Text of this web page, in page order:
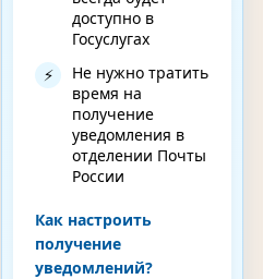
доступно в
Госуслугах
⚡
Не нужно тратить
время на
получение
уведомления в
отделении Почты
России
Как настроить
получение
уведомлений?